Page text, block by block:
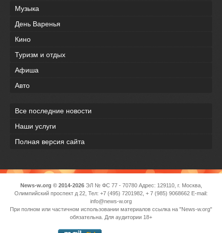
Музыка
День Варенья
Кино
Туризм и отдых
Афиша
Авто
Все последние новости
Наши услуги
Полная версия сайта
News-w.org © 2014-2026ЭЛ № ФС 77 - 70780 Адрес: 129110, г. Москва,
Олимпийский проспект д 22, Тел: +7 (495) 7201982, + 7 (985) 9068662 E-mail:
info@news-w.org
При полном или частичном использовании материалов ссылка на "News-w.org"
обязательна. Для аудитории 18+